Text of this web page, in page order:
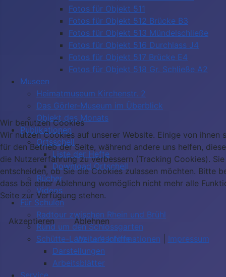
Fotos für Objekt 511
Fotos für Objekt 512 Brücke B3
Fotos für Objekt 513 Mündelschließe
Fotos für Objekt 516 Durchlass J4
Fotos für Objekt 517 Brücke E4
Fotos für Objekt 518 Gr. Schließe A2
Museen
Heimatmuseum Kirchenstr. 2
Das Görler-Museum im Überblick
Objekt des Monats
Publikationen
Ortsschell
Liste der Hefte
Download Ortschell
Bücher
Videos
Für Schulen
Radtour zwischen Rhein und Brühl
Rund um den Schlossgarten
Schütte-Lanz Luftschiffe
Darstellungen
Arbeitsblätter
Service
Wir benutzen Cookies
Wir nutzen Cookies auf unserer Website. Einige von ihnen
für den Betrieb der Seite, während andere uns helfen,
die Nutzererfahrung zu verbessern (Tracking Cookies).
entscheiden, ob Sie die Cookies zulassen möchten. Bitte
dass bei einer Ablehnung womöglich nicht mehr alle
Seite zur Verfügung stehen.
Akzeptieren
Ablehnen
Weitere Informationen
Impressum